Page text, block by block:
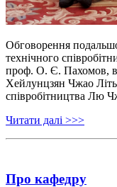
Обговорення
технічного
проф. О. Є. Пахомов,
Хейлунцзян Чжао
співробітництва Лю
Читати далі >>>
Про кафедру